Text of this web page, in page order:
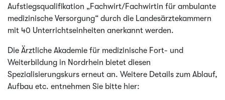
Aufstiegsqualifikation „Fachwirt/Fachwirtin für ambulante
medizinische Versorgung“ durch die Landesärztekammern
mit 40 Unterrichtseinheiten anerkannt werden.
Die Ärztliche Akademie für medizinische Fort- und
Weiterbildung in Nordrhein bietet diesen
Spezialisierungskurs erneut an. Weitere Details zum Ablauf,
Aufbau etc. entnehmen Sie bitte hier: